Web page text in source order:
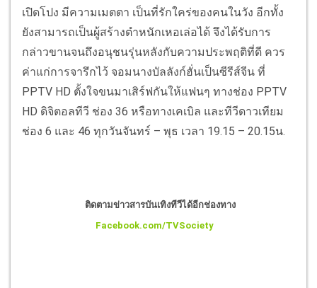
เปิดโปง มีความเมตตา เป็นที่รักใคร่ของคนในวัง อีกทั้ง
ยังสามารถเป็นผู้สร้างตำหนักเหอเล่อได้ จึงได้รับการ
กล่าวขานจนถึงอนุชนรุ่นหลังกับความประพฤติที่ดี ควร
ค่าแก่การจารึกไว้ จอมนางบัลลังก์ฮั่นเป็นซีรีส์จีน ที่
PPTV HD ตั้งใจขนมาเสิร์ฟกันให้แฟนๆ ทางช่อง PPTV
HD ดิจิตอลทีวี ช่อง 36 หรือทางเคเบิล และทีวีดาวเทียม
ช่อง 6 และ 46 ทุกวันจันทร์ – พุธ เวลา 19.15 – 20.15น.
ติดตามข่าวสารบันเทิงทีวีได้อีกช่องทาง
Facebook.com/TVSociety